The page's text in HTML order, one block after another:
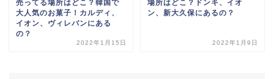
売ってる場所はどこ？韓国で
大人気のお菓子！カルディ、
イオン、ヴィレバンにある
の？
2022年1月15日
場所はどこ？ドンキ、イオ
ン、新大久保にあるの？
2022年1月9日